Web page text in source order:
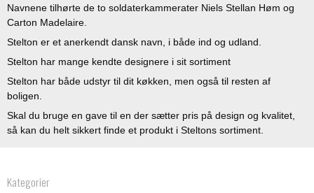
Navnene tilhørte de to soldaterkammerater Niels Stellan Høm og
Carton Madelaire.
Stelton er et anerkendt dansk navn, i både ind og udland.
Stelton har mange kendte designere i sit sortiment
Stelton har både udstyr til dit køkken, men også til resten af
boligen.
Skal du bruge en gave til en der sætter pris på design og kvalitet,
så kan du helt sikkert finde et produkt i Steltons sortiment.
Kategorier